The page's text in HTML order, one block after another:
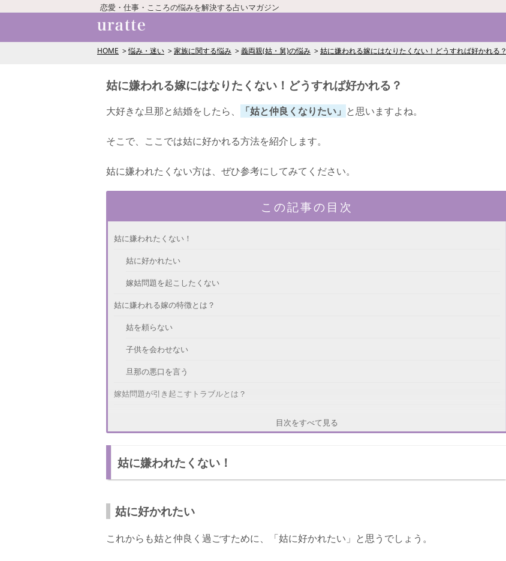
恋愛・仕事・こころの悩みを解決する占いマガジン
HOME 悩み・迷い 家族に関する悩み 義両親(姑・舅)の悩み 姑に嫌われる嫁にはなりたくない！どうすれば好かれる？
姑に嫌われる嫁にはなりたくない！どうすれば好かれる？
大好きな旦那と結婚をしたら、 「姑と仲良くなりたい」 と思いますよね。
そこで、ここでは姑に好かれる方法を紹介します。
姑に嫌われたくない方は、ぜひ参考にしてみてください。
この記事の目次
姑に嫌われたくない！
姑に好かれたい
嫁姑問題を起こしたくない
姑に嫌われる嫁の特徴とは？
姑を頼らない
子供を会わせない
旦那の悪口を言う
嫁姑問題が引き起こすトラブルとは？
絶縁する
姑に嫌われる嫁にならないようする方法
定期的に会いに行く
目次をすべて見る
姑に嫌われたくない！
姑に好かれたい
これからも姑と仲良く過ごすために、「姑に好かれたい」と思うでしょう。